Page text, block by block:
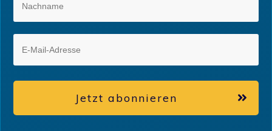
Jetzt abonnieren